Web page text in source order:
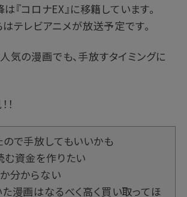
『コロナEX』に移籍しています。
テレビアニメが放送予定です。
気の漫画でも、手放すタイミングに
ので手放してもいいかも
む資金を作りたい
か分からない
た漫画はなるべく高く買い取ってほ